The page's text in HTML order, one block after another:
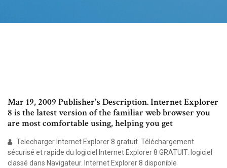
Mar 19, 2009 Publisher's Description. Internet Explorer
8 is the latest version of the familiar web browser you
are most comfortable using, helping you get
Telecharger Internet Explorer 8 gratuit. Téléchargement
sécurisé et rapide du logiciel Internet Explorer 8 GRATUIT. logiciel
classé dans Navigateur. Internet Explorer 8 disponible